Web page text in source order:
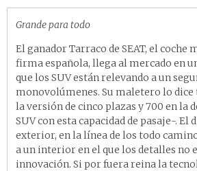
Grande para todo
El ganador Tarraco de SEAT, el coche
firma española, llega al mercado en
que los SUV están relevando a un
monovolúmenes. Su maletero lo dice
la versión de cinco plazas y 700 en la
SUV con esta capacidad de pasaje-. El
exterior, en la línea de los todo
a un interior en el que los detalles no
innovación. Si por fuera reina la